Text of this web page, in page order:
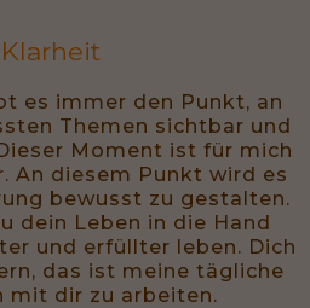
Klarheit
es immer den Punkt, an
Themen sichtbar und
Moment ist für mich
An diesem Punkt wird es
bewusst zu gestalten.
dein Leben in die Hand
und erfüllter leben. Dich
das ist meine tägliche
mit dir zu arbeiten.